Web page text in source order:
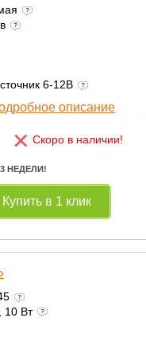
6-12В
описание
× Скоро в наличии!
НЕДЕЛИ!
Купить в 1 клик
10 Вт